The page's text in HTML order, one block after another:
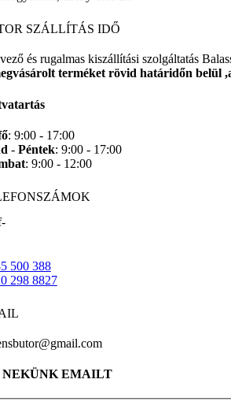
SZÁLLÍTÁS IDŐ
és rugalmas kiszállítási szolgáltatás
terméket rövid határidőn belül
: 9:00 - 17:00
- Péntek: 9:00 - 17:00
: 9:00 - 12:00
500 388
298 8827
NEKÜNK EMAILT